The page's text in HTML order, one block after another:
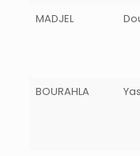
MADJEL
BOURAHLA